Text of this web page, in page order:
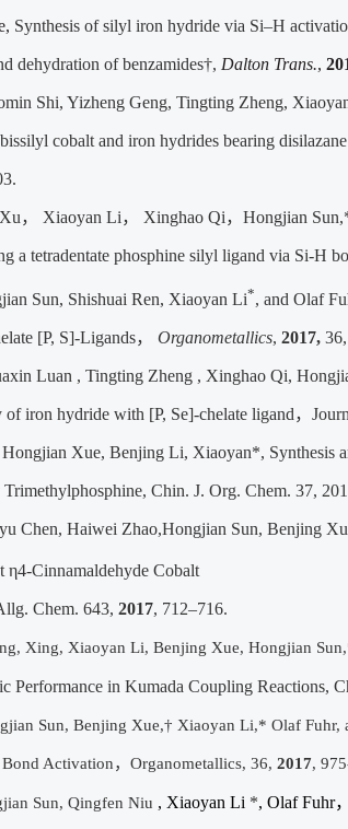
Synthesis of silyl iron hydride via Si–H
dehydration of benzamides†, Dalton Trans.,
Shi, Yizheng Geng, Tingting Zheng,
cobalt and iron hydrides bearing
， Xiaoyan Li， Xinghao Qi， Hongjian
a tetradentate phosphine silyl ligand via Si-H
Sun, Shishuai Ren, Xiaoyan Li*, and Olaf
[P, S]-Ligands， Organometallics, 2017,
Luan , Tingting Zheng , Xinghao Qi,
of iron hydride with [P, Se]-chelate ligand，
Xue, Benjing Li, Xiaoyan*, Synthesis
Chin. J. Org. Chem. 37,
Chen, Haiwei Zhao,Hongjian Sun, Benjing
η4-Cinnamaldehyde Cobalt
Chem. 643, 2017, 712–716.
Xing, Xiaoyan Li, Benjing Xue, Hongjian
Performance in Kumada Coupling Reactions,
Sun, Benjing Xue,† Xiaoyan Li,* Olaf Fuhr,
Activation， Organometallics, 36, 2017,
Sun, Qingfen Niu , Xiaoyan Li *, Olaf Fuhr，